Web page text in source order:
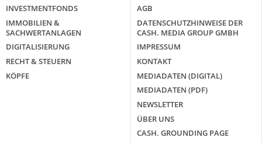
INVESTMENTFONDS
IMMOBILIEN &
SACHWERTANLAGEN
DIGITALISIERUNG
RECHT & STEUERN
KÖPFE
AGB
DATENSCHUTZHINWEISE DER
CASH. MEDIA GROUP GMBH
IMPRESSUM
KONTAKT
MEDIADATEN (DIGITAL)
MEDIADATEN (PDF)
NEWSLETTER
ÜBER UNS
CASH. GROUNDING PAGE